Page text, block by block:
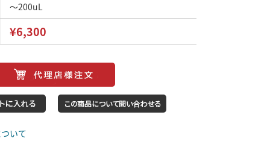
～200uL
¥6,300
いて